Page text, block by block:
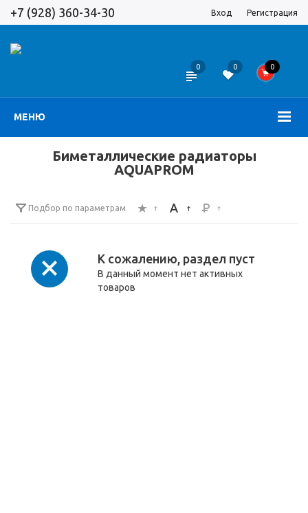
+7 (928) 360-34-30 Вход Регистрация
МЕНЮ
0 0 0
Биметаллические радиаторы
AQUAPROM
Подбор по параметрам
К сожалению, раздел пуст
В данный момент нет активных
товаров